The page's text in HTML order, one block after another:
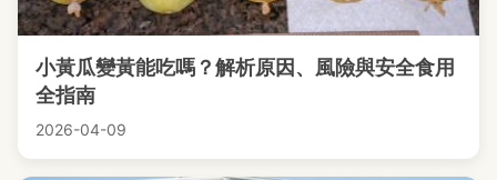
小黃瓜變黃能吃嗎？解析原因、風險與安全食用
全指南
2026-04-09